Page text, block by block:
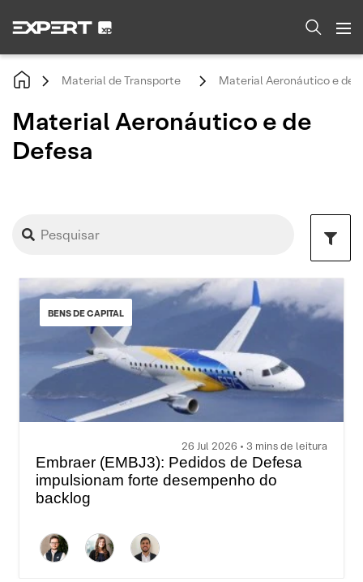
Material de Transporte Material Aeronáutico e de
Material Aeronáutico e de
Defesa
BENS DE CAPITAL
26 Jul 2026 • 3 mins de leitura
Embraer (EMBJ3): Pedidos de Defesa
impulsionam forte desempenho do
backlog